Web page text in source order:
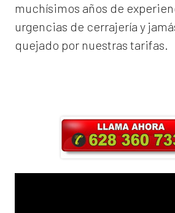
muchísimos años de
urgencias de cerrajería y
quejado por nuestras tarifas.